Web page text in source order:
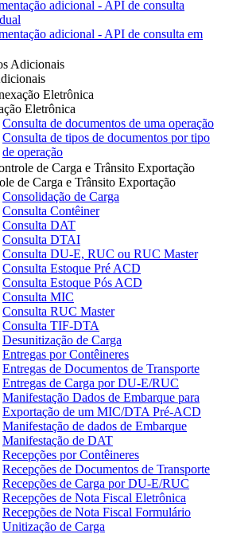
adicional - API de consulta
adicional - API de consulta em
Adicionais
Eletrônica
Eletrônica
Consulta de documentos de uma operação
Consulta de tipos de documentos por tipo
de operação
de Carga e Trânsito Exportação
de Carga e Trânsito Exportação
Consolidação de Carga
Consulta Contêiner
Consulta DAT
Consulta DTAI
Consulta DU-E, RUC ou RUC Master
Consulta Estoque Pré ACD
Consulta Estoque Pós ACD
Consulta MIC
Consulta RUC Master
Consulta TIF-DTA
Desunitização de Carga
Entregas por Contêineres
Entregas de Documentos de Transporte
Entregas de Carga por DU-E/RUC
Manifestação Dados de Embarque para
Exportação de um MIC/DTA Pré-ACD
Manifestação de dados de Embarque
Manifestação de DAT
Recepções por Contêineres
Recepções de Documentos de Transporte
Recepções de Carga por DU-E/RUC
Recepções de Nota Fiscal Eletrônica
Recepções de Nota Fiscal Formulário
Unitização de Carga